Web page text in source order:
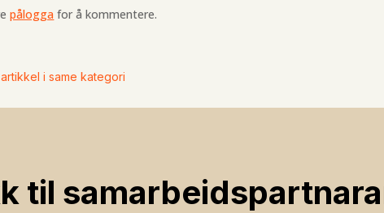
pålogga for å kommentere.
i same kategori
til